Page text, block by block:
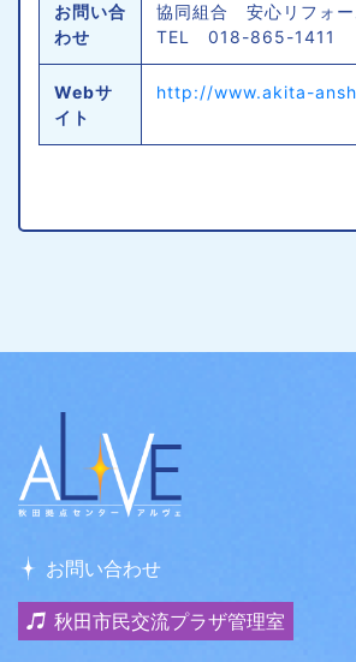
お問い合
わせ
協同組合 安心リフォー
TEL 018-865-1411
Webサ
イト
http://www.akita-
お問い合わせ
秋田市民交流プラザ管理室